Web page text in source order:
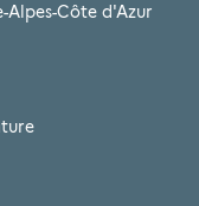
Alpes-Côte d'Azur